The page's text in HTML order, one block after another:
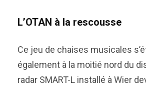
L’OTAN à la rescousse
Ce jeu de chaises musicales
également à la moitié nord du
radar SMART-L installé à Wier